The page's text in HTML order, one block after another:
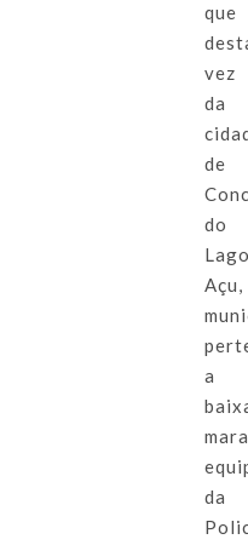
que
vez
da
de
do
Açu,
a
da